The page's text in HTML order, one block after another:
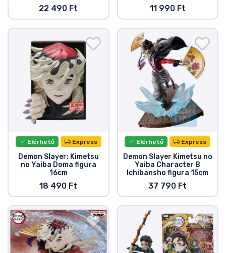
22 490 Ft 11 990 Ft
Elérhető Express
Demon Slayer: Kimetsu
no Yaiba Doma figura
16cm
18 490 Ft
Elérhető Express
Demon Slayer Kimetsu no
Yaiba Character B
Ichibansho figura 15cm
37 790 Ft